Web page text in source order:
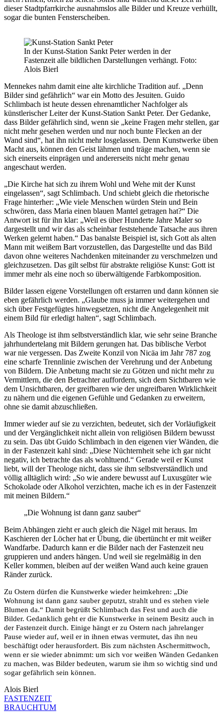
dieser Stadtpfarrkirche ausnahmslos alle Bilder und Kreuze verhüllt,
sogar die bunten Fensterscheiben.
In der Kunst-Station Sankt Peter werden in der
Fastenzeit alle bildlichen Darstellungen verhängt. Foto:
Alois Bierl
Mennekes nahm damit eine alte kirchliche Tradition auf. „Denn
Bilder sind gefährlich“ war ein Motto des Jesuiten. Guido
Schlimbach ist heute dessen ehrenamtlicher Nachfolger als
künstlerischer Leiter der Kunst-Station Sankt Peter. Der Gedanke,
dass Bilder gefährlich sind, wenn sie „keine Fragen mehr stellen, gar
nicht mehr gesehen werden und nur noch bunte Flecken an der
Wand sind“, hat ihn nicht mehr losgelassen. Denn Kunstwerke üben
Macht aus, können den Geist lähmen und träge machen, wenn sie
sich einerseits einprägen und andererseits nicht mehr genau
angeschaut werden.
„Die Kirche hat sich zu ihrem Wohl und Wehe mit der Kunst
eingelassen“, sagt Schlimbach. Und schiebt gleich die rhetorische
Frage hinterher: „Wie viele Menschen würden Stein und Bein
schwören, dass Maria einen blauen Mantel getragen hat?“ Die
Antwort ist für ihn klar: „Weil es über Hunderte Jahre Maler so
dargestellt und wir das als scheinbar feststehende Tatsache aus ihren
Werken gelernt haben.“ Das banalste Beispiel ist, sich Gott als alten
Mann mit weißem Bart vorzustellen, das Dargestellte und das Bild
davon ohne weiteres Nachdenken miteinander zu verschmelzen und
gleichzusetzen. Das gilt selbst für abstrakte religiöse Kunst: Gott ist
immer mehr als eine noch so überwältigende Farbkomposition.
Bilder lassen eigene Vorstellungen oft erstarren und dann können sie
eben gefährlich werden. „Glaube muss ja immer weitergehen und
sich über Festgefügtes hinwegsetzen, nicht die Angelegenheit mit
einem Bild für erledigt halten“, sagt Schlimbach.
Als Theologe ist ihm selbstverständlich klar, wie sehr seine Branche
jahrhundertelang mit Bildern gerungen hat. Das biblische Verbot
war nie vergessen. Das Zweite Konzil von Nicäa im Jahr 787 zog
eine scharfe Trennlinie zwischen der Verehrung und der Anbetung
von Bildern. Die Anbetung macht sie zu Götzen und nicht mehr zu
Vermittlern, die den Betrachter auffordern, sich dem Sichtbaren wie
dem Unsichtbaren, der greifbaren wie der ungreifbaren Wirklichkeit
zu nähern und die eigenen Gefühle und Gedanken zu erweitern,
ohne sie damit abzuschließen.
Immer wieder auf sie zu verzichten, bedeutet, sich der Vorläufigkeit
und der Vergänglichkeit nicht allein von religiösen Bildern bewusst
zu sein. Das übt Guido Schlimbach in den eigenen vier Wänden, die
in der Fastenzeit kahl sind: „Diese Nüchternheit sehe ich gar nicht
negativ, ich betrachte das als wohltuend.“ Gerade weil er Kunst
liebt, will der Theologe nicht, dass sie ihm selbstverständlich und
völlig alltäglich wird: „So wie andere bewusst auf Luxusgüter wie
Schokolade oder Alkohol verzichten, mache ich es in der Fastenzeit
mit meinen Bildern.“
„Die Wohnung ist dann ganz sauber“
Beim Abhängen zieht er auch gleich die Nägel mit heraus. Im
Kaschieren der Löcher hat er Übung, die übertüncht er mit weißer
Wandfarbe. Dadurch kann er die Bilder nach der Fastenzeit neu
gruppieren und anders hängen. Und weil sie regelmäßig in den
Keller kommen, bleiben auf der weißen Wand auch keine grauen
Ränder zurück.
Zu Ostern dürfen die Kunstwerke wieder heimkehren: „Die
Wohnung ist dann ganz sauber geputzt, strahlt und es stehen viele
Blumen da.“ Damit begrüßt Schlimbach das Fest und auch die
Bilder. Gedanklich geht er die Kunstwerke in seinem Besitz auch in
der Fastenzeit durch. Einige hängt er zu Ostern nach jahrelanger
Pause wieder auf, weil er in ihnen etwas vermutet, das ihn neu
beschäftigt oder herausfordert. Bis zum nächsten Aschermittwoch,
wenn er sie wieder abnimmt: um sich vor weißen Wänden Gedanken
zu machen, was Bilder bedeuten, warum sie ihm so wichtig sind und
sogar gefährlich sein können.
Alois Bierl
FASTENZEIT
BRAUCHTUM